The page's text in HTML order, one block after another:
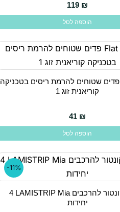
119 ₪
הוספה לסל
Flat Patch פדים שטוחים להרמת ריסים בטכניקה
קוריאנית זוג 1
41 ₪
הוספה לסל
-11%
רצועת קונטור להרכבים LAMISTRIP Mia ‏4
יחידות